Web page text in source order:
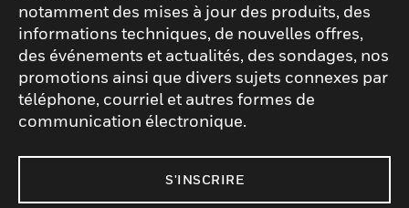
notamment des mises à jour des produits, des
informations techniques, de nouvelles offres,
des événements et actualités, des sondages, nos
promotions ainsi que divers sujets connexes par
téléphone, courriel et autres formes de
communication électronique.
S'INSCRIRE